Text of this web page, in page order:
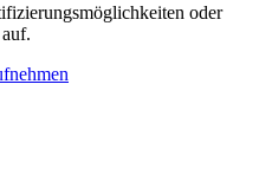
oder